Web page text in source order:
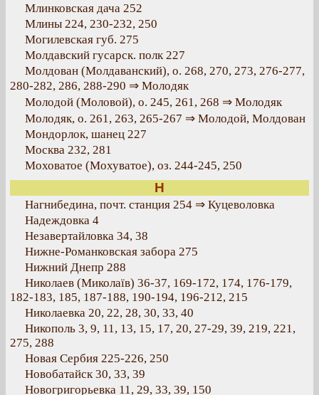
Млинковская дача 252
Млины 224, 230-232, 250
Могилевская губ. 275
Молдавский гусарск. полк 227
Молдован (Молдаванский), о. 268, 270, 273, 276-277,
280-282, 286, 288-290 ⇒ Молодяк
Молодой (Моловой), о. 245, 261, 268 ⇒ Молодяк
Молодяк, о. 261, 263, 265-267 ⇒ Молодой, Молдован
Мондорлок, шанец 227
Москва 232, 281
Моховатое (Мохуватое), оз. 244-245, 250
Н
Нагнибедина, почт. станция 254 ⇒ Куцеволовка
Надеждовка 4
Незавертайловка 34, 38
Нижне-Романковская забора 275
Нижний Днепр 288
Николаев (Миколаїв) 36-37, 169-172, 174, 176-179,
182-183, 185, 187-188, 190-194, 196-212, 215
Николаевка 20, 22, 28, 30, 33, 40
Никополь 3, 9, 11, 13, 15, 17, 20, 27-29, 39, 219, 221,
275, 288
Новая Сербия 225-226, 250
Новобатайск 30, 33, 39
Новогригорьевка 11, 29, 33, 39, 150